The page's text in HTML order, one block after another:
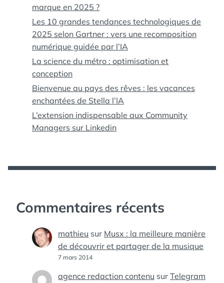
marque en 2025 ?
Les 10 grandes tendances technologiques de
2025 selon Gartner : vers une recomposition
numérique guidée par l’IA
La science du métro : optimisation et
conception
Bienvenue au pays des rêves : les vacances
enchantées de Stella l’IA
L’extension indispensable aux Community
Managers sur Linkedin
Commentaires récents
mathieu sur Musx : la meilleure manière
de découvrir et partager de la musique
7 mars 2014
agence redaction contenu sur Telegram